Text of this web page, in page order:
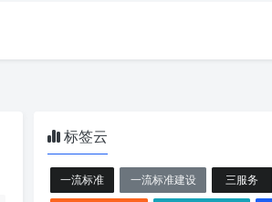
标签云
一流标准 一流标准建设 三服务